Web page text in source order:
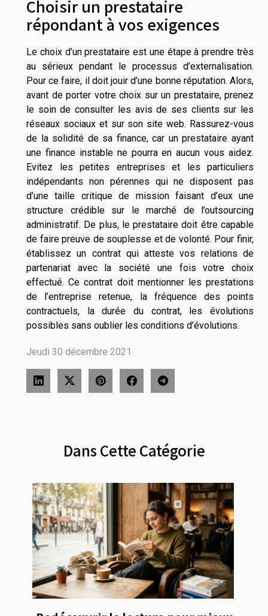
Dans Cette Catégorie
Choisir un prestataire
répondant à vos exigences
Le choix d’un prestataire est une étape à prendre très
au sérieux pendant le processus d’externalisation.
Pour ce faire, il doit jouir d’une bonne réputation. Alors,
avant de porter votre choix sur un prestataire, prenez
le soin de consulter les avis de ses clients sur les
réseaux sociaux et sur son site web. Rassurez-vous
de la solidité de sa finance, car un prestataire ayant
une finance instable ne pourra en aucun vous aidez.
Evitez les petites entreprises et les particuliers
indépendants non pérennes qui ne disposent pas
d’une taille critique de mission faisant d’eux une
structure crédible sur le marché de l’outsourcing
administratif. De plus, le prestataire doit être capable
de faire preuve de souplesse et de volonté. Pour finir,
établissez un contrat qui atteste vos relations de
partenariat avec la société une fois votre choix
effectué. Ce contrat doit mentionner les prestations
de l’entreprise retenue, la fréquence des points
contractuels, la durée du contrat, les évolutions
possibles sans oublier les conditions d’évolutions.
Jeudi 30 décembre 2021